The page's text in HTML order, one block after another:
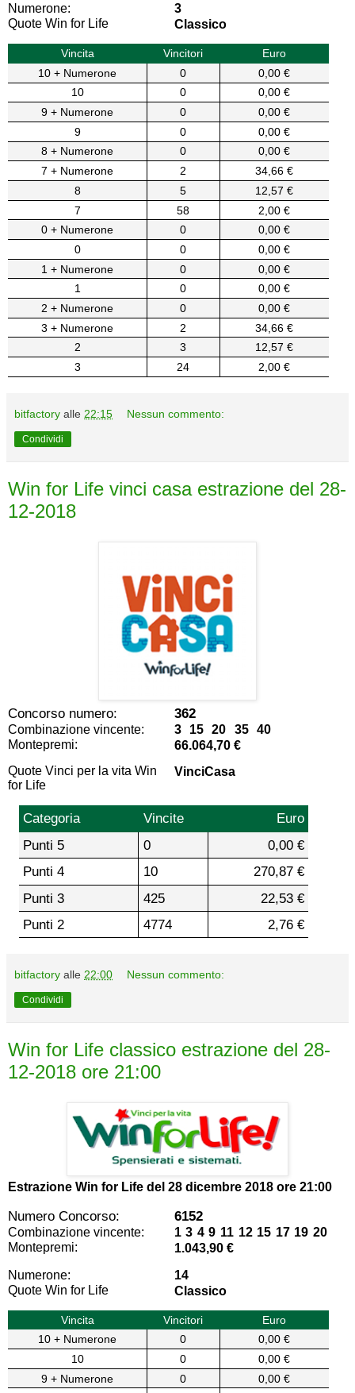
Numerone:
3
Quote Win for Life
Classico
Vincita Vincitori
Euro
10 + Numerone
0
0,00 €
10
0
0,00 €
9 + Numerone
0
0,00 €
9
0
0,00 €
8 + Numerone
0
0,00 €
7 + Numerone
2
34,66 €
8
5
12,57 €
7
58
2,00 €
0 + Numerone
0
0,00 €
0
0
0,00 €
1 + Numerone
0
0,00 €
1
0
0,00 €
2 + Numerone
0
0,00 €
3 + Numerone
2
34,66 €
2
3
12,57 €
3
24 2,00 €
bitfactory alle 22:15 Nessun commento:
Condividi
Win for Life vinci casa estrazione del 28-
12-2018
Concorso numero: 362
Combinazione vincente:
3 15 20 35 40
Montepremi:
66.064,70 €
Quote Vinci per la vita Win
for Life
VinciCasa
Categoria Vincite
Euro
Punti 5
0
0,00 €
Punti 4
10
270,87 €
Punti 3
425
22,53 €
Punti 2
4774 2,76 €
bitfactory alle 22:00 Nessun commento:
Condividi
Win for Life classico estrazione del 28-
12-2018 ore 21:00
Estrazione Win for Life del 28 dicembre 2018 ore 21:00
Numero Concorso: 6152
Combinazione vincente:
1 3 4 9 11 12 15 17 19 20
Montepremi:
1.043,90 €
Numerone:
14
Quote Win for Life
Classico
Vincita Vincitori
Euro
10 + Numerone
0
0,00 €
10
0
0,00 €
9 + Numerone
0
0,00 €